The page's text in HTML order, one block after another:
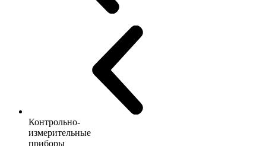
Контрольно-
измерительные
приборы